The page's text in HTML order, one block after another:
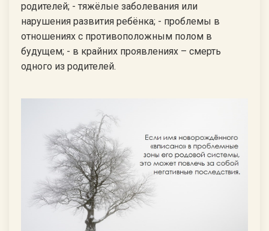
родителей; - тяжёлые заболевания или
нарушения развития ребёнка; - проблемы в
отношениях с противоположным полом в
будущем; - в крайних проявлениях – смерть
одного из родителей.